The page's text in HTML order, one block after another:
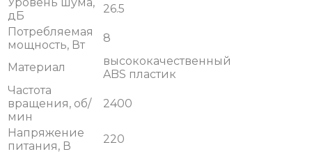
дБ
26.5
Потребляемая
мощность, Вт
8
Материал
высококачественный
ABS пластик
Частота
вращения, об/
мин
2400
Напряжение
питания, В
220